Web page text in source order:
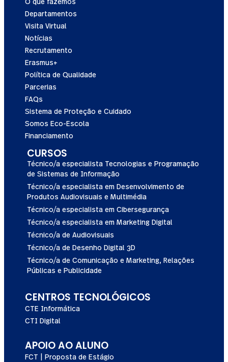
Departamentos
Visita Virtual
Notícias
Recrutamento
Erasmus+
Política de Qualidade
Parcerias
FAQs
Sistema de Proteção e Cuidado
Somos Eco-Escola
Financiamento
CURSOS
Técnico/a especialista Tecnologias e Programação
de Sistemas de Informação
Técnico/a especialista em Desenvolvimento de
Produtos Audiovisuais e Multimédia
Técnico/a especialista em Cibersegurança
Técnico/a especialista em Marketing Digital
Técnico/a de Audiovisuais
Técnico/a de Desenho Digital 3D
Técnico/a de Comunicação e Marketing, Relações
Públicas e Publicidade
CENTROS TECNOLÓGICOS
CTE Informática
CTI Digital
APOIO AO ALUNO
FCT | Proposta de Estágio